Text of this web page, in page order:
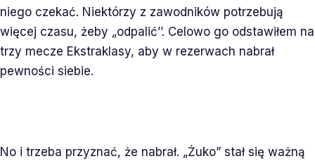
niego czekać. Niektórzy z zawodników potrzebują
więcej czasu, żeby „odpalić’’. Celowo go odstawiłem na
trzy mecze Ekstraklasy, aby w rezerwach nabrał
pewności siebie.
No i trzeba przyznać, że nabrał. „Żuko” stał się ważną